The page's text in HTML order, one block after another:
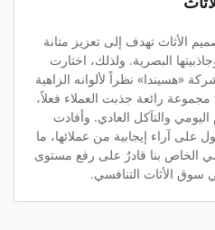
الأثاث تهدف إلى تعزيز متانة
البصرية. ولذلك، اختارت
«هسيندا» نظراً لألوانه الزاهية
مجموعة رائعة جذبت العملاء فعلاً،
والتآكل العادي. وأفادت
على آراء إيجابية من عملائها، ما
الخاص بنا قادرٌ على رفع مستوى
سوق الأثاث التنافسي.